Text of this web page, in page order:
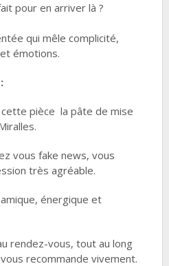
pour en arriver là ?
qui mêle complicité,
émotions.
cette pièce la pâte de mise
vous fake news, vous
très agréable.
énergique et
rendez-vous, tout au long
recommande vivement.